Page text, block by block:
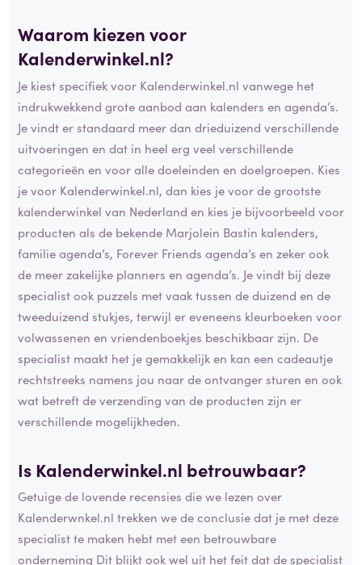
Waarom kiezen voor
Kalenderwinkel.nl?
Je kiest specifiek voor Kalenderwinkel.nl vanwege het
indrukwekkend grote aanbod aan kalenders en agenda’s.
Je vindt er standaard meer dan drieduizend verschillende
uitvoeringen en dat in heel erg veel verschillende
categorieën en voor alle doeleinden en doelgroepen. Kies
je voor Kalenderwinkel.nl, dan kies je voor de grootste
kalenderwinkel van Nederland en kies je bijvoorbeeld voor
producten als de bekende Marjolein Bastin kalenders,
familie agenda’s, Forever Friends agenda’s en zeker ook
de meer zakelijke planners en agenda’s. Je vindt bij deze
specialist ook puzzels met vaak tussen de duizend en de
tweeduizend stukjes, terwijl er eveneens kleurboeken voor
volwassenen en vriendenboekjes beschikbaar zijn. De
specialist maakt het je gemakkelijk en kan een cadeautje
rechtstreeks namens jou naar de ontvanger sturen en ook
wat betreft de verzending van de producten zijn er
verschillende mogelijkheden.
Is Kalenderwinkel.nl betrouwbaar?
Getuige de lovende recensies die we lezen over
Kalenderwnkel.nl trekken we de conclusie dat je met deze
specialist te maken hebt met een betrouwbare
onderneming Dit blijkt ook wel uit het feit dat de specialist